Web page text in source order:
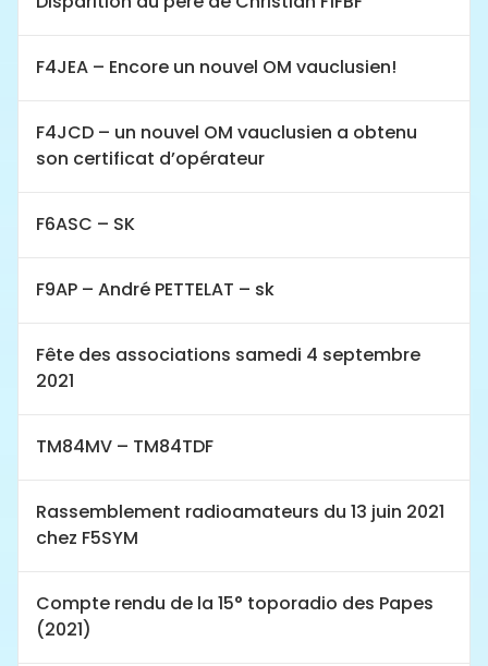
F4JEA – Encore un nouvel OM vauclusien!
F4JCD – un nouvel OM vauclusien a obtenu
son certificat d’opérateur
F6ASC – SK
F9AP – André PETTELAT – sk
Fête des associations samedi 4 septembre
2021
TM84MV – TM84TDF
Rassemblement radioamateurs du 13 juin 2021
chez F5SYM
Compte rendu de la 15° toporadio des Papes
(2021)